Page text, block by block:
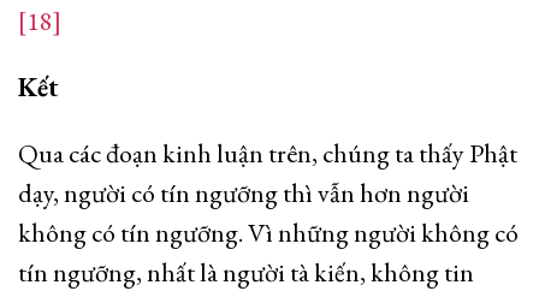
[18]
Kết
Qua các đoạn kinh luận trên, chúng ta thấy Phật
dạy, người có tín ngưỡng thì vẫn hơn người
không có tín ngưỡng. Vì những người không có
tín ngưỡng, nhất là người tà kiến, không tin